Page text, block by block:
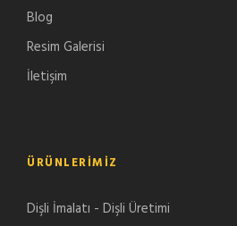
Blog
Resim Galerisi
İletişim
ÜRÜNLERIMIZ
Dişli İmalatı - Dişli Üretimi